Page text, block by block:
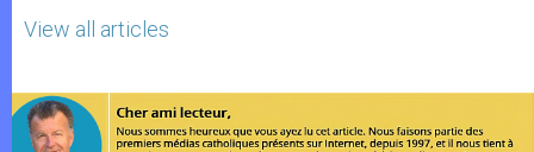
View all articles